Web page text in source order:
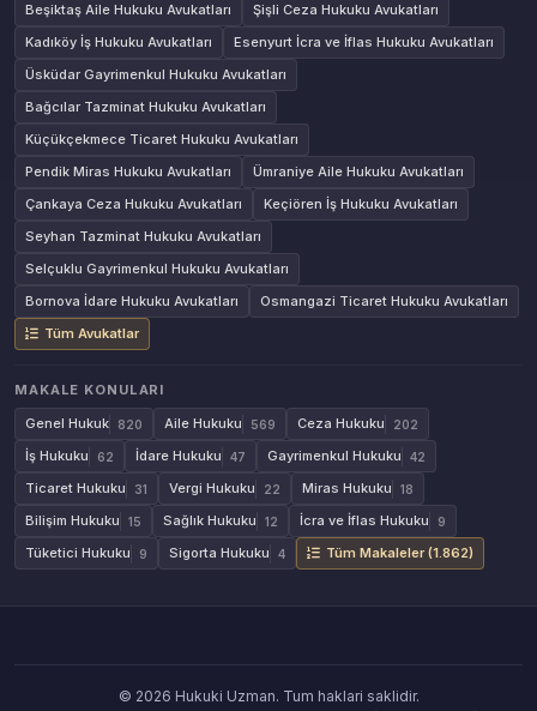
Beşiktaş Aile Hukuku Avukatları
Şişli Ceza Hukuku Avukatları
Kadıköy İş Hukuku Avukatları
Esenyurt İcra ve İflas Hukuku Avukatları
Üsküdar Gayrimenkul Hukuku Avukatları
Bağcılar Tazminat Hukuku Avukatları
Küçükçekmece Ticaret Hukuku Avukatları
Pendik Miras Hukuku Avukatları
Ümraniye Aile Hukuku Avukatları
Çankaya Ceza Hukuku Avukatları
Keçiören İş Hukuku Avukatları
Seyhan Tazminat Hukuku Avukatları
Selçuklu Gayrimenkul Hukuku Avukatları
Bornova İdare Hukuku Avukatları
Osmangazi Ticaret Hukuku Avukatları
Tüm Avukatlar
MAKALE KONULARI
Genel Hukuk
820 Aile Hukuku 569 Ceza Hukuku 202
İş Hukuku 62 İdare Hukuku 47 Gayrimenkul Hukuku 42
Ticaret Hukuku 31 Vergi Hukuku 22 Miras Hukuku 18
Bilişim Hukuku 15 Sağlık Hukuku 12 İcra ve İflas Hukuku 9
Tüketici Hukuku 9 Sigorta Hukuku 4 Tüm Makaleler (1.862)
© 2026 Hukuki Uzman. Tum haklari saklidir.